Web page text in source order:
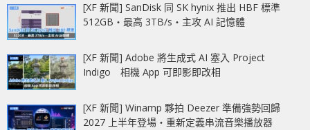
[XF 新聞] SanDisk 同 SK hynix 推出 HBF 標準
512GB‧最高 3TB/s‧主攻 AI 記憶體
[XF 新聞] Adobe 將生成式 AI 塞入 Project
Indigo 相機 App 可即影即改相
[XF 新聞] Winamp 夥拍 Deezer 準備強勢回歸
2027 上半年登場‧重新定義串流音樂播放器